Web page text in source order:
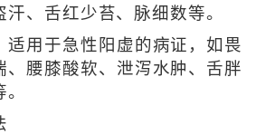
、舌红少苔、脉细数等。
用于急性阳虚的病证，如畏
、腰膝酸软、泄泻水肿、舌胖